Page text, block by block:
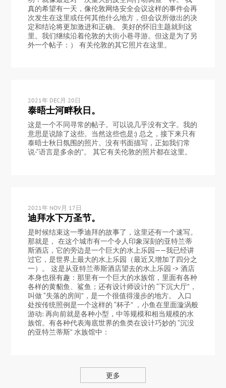
真的希望有一天，像伦敦网络安全会议这样的事件会再
次发生在这里或任何其他什么地方，但会议所做出的决
定和结论将更加激进和正确。 美好的怀旧主题就到这
里。我们继续沿着伦敦的大街小巷寻游。但这是为了另
外一个帖子：） 有关伦敦的其它照片在这里。
2021年 DEC月 20日
泰晤士河畔秋日。
这是一个不同寻常的帖子。可以说几乎没有文字。我的
意思是说除了这些。当然这些也是:) 总之，接下来只有
泰晤士秋日氛围的照片。没有书面描写，正如我们常
说-“语言是多余的”。 其它有关伦敦的照片都在这里。
2021年 NOV月 17日
迪拜水下万圣节。
是时候结束这一季迪拜的故事了，这里还有一个速写。
那就是， 在这个城市有一个令人印象深刻的亚特兰蒂
斯酒店，它的旁边是一个巨大的水上乐园——我已经讲
过它，是世界上最大的水上乐园（最近又增加了四分之
一）。 这是从亚特兰蒂斯酒店望去的水上乐园 -> 酒店
本身也很有趣：那里有一个巨大的水族馆，里面有各种
各样的黄貂鱼、鲨鱼；还有设计师设计的 “下沉大厅”，
叫做 “失落的房间”，是一个很值得漫步的地方。 入口
处按传统照例是一个这样的 “杯子” ，小鱼在里面漩涡般
游动: 再向前就是各种小型，中等规模和相当规模的水
族馆。有各种代表海底世界的鱼类在设计巧妙的 “沉没
的亚特兰蒂斯” 水族馆中：
更多